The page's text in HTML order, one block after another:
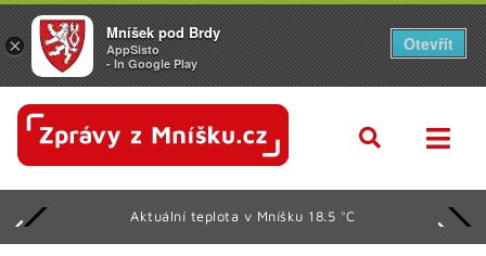
Aktuální teplota v Mníšku 18.5 °C
×
Mníšek pod Brdy
AppSisto
- In Google Play
Otevřít